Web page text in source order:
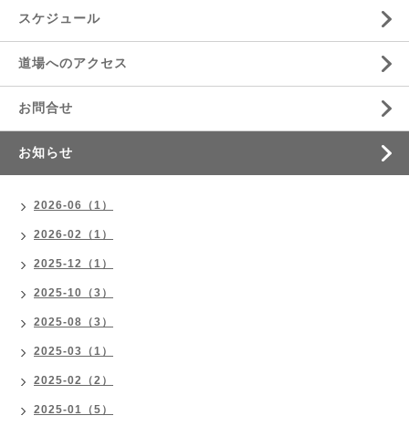
スケジュール
道場へのアクセス
お問合せ
お知らせ
2026-06（1）
2026-02（1）
2025-12（1）
2025-10（3）
2025-08（3）
2025-03（1）
2025-02（2）
2025-01（5）